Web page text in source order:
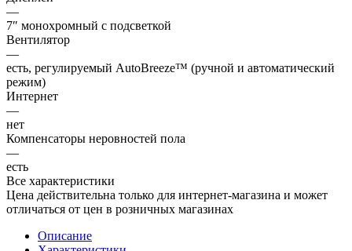
—
7″ монохромный с подсветкой
Вентилятор
—
есть, регулируемый AutoBreeze™ (ручной и автоматический
режим)
Интернет
—
нет
Компенсаторы неровностей пола
—
есть
Все характеристики
Цена действительна только для интернет-магазина и может
отличаться от цен в розничных магазинах
Описание